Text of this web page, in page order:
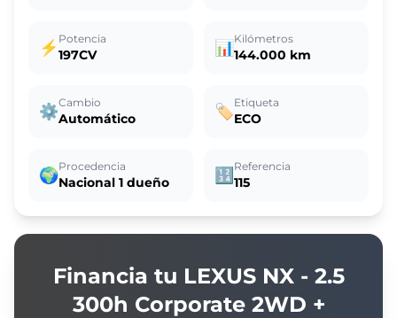
⚡ Potencia
197CV 📊Kilómetros
144.000 km
⚙️Cambio
Automático 🏷️Etiqueta
ECO
🌍Procedencia
Nacional 1 dueño 🔢 Referencia
115
Financia tu LEXUS NX - 2.5
300h Corporate 2WD +